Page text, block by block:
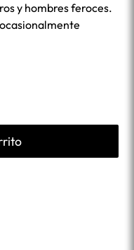
y hombres feroces.